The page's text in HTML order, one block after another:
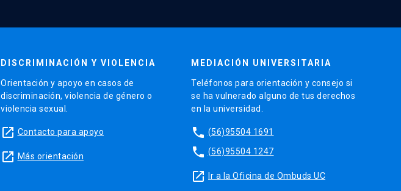
DISCRIMINACIÓN Y VIOLENCIA
Orientación y apoyo en casos de
discriminación, violencia de género o
violencia sexual.
launch Contacto para apoyo
launch Más orientación
MEDIACIÓN UNIVERSITARIA
Teléfonos para orientación y consejo si
se ha vulnerado alguno de tus derechos
en la universidad.
phone (56)95504 1691
phone (56)95504 1247
launch Ir a la Oficina de Ombuds UC